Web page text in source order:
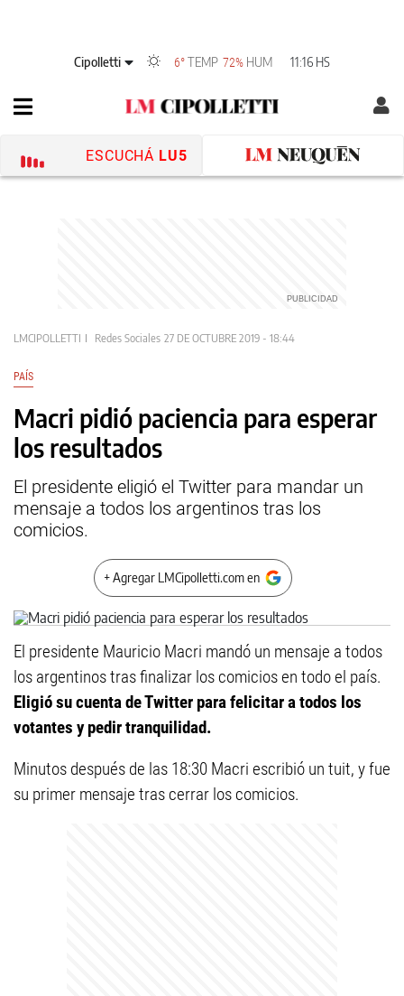
Cipolletti 6°TEMP 72% HUM 11:16 HS
ESCUCHÁ LU5
LMCIPOLLETTI Redes Sociales 27 DE OCTUBRE 2019 - 18:44
PAÍS
Macri pidió paciencia para esperar
los resultados
El presidente eligió el Twitter para mandar un
mensaje a todos los argentinos tras los
comicios.
+ Agregar LMCipolletti.com en
El presidente Mauricio Macri mandó un mensaje a todos
los argentinos tras finalizar los comicios en todo el país.
Eligió su cuenta de Twitter para felicitar a todos los
votantes y pedir tranquilidad.
Minutos después de las 18:30 Macri escribió un tuit, y fue
su primer mensaje tras cerrar los comicios.